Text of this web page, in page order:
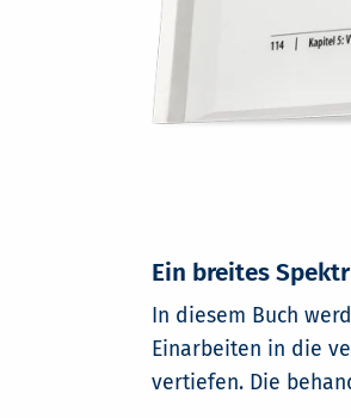
Ein breites
In diesem Buch
Einarbeiten in die
vertiefen. Die